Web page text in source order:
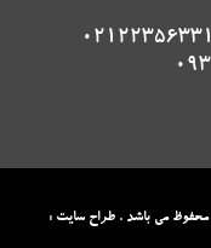
محفوظ می باشد . طراح سایت :